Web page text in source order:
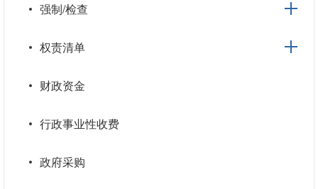
强制/检查
权责清单
财政资金
行政事业性收费
政府采购